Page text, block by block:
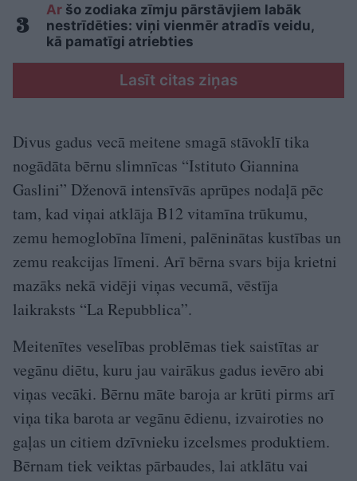
Ar šo zodiaka zīmju pārstāvjiem labāk
nestrīdēties: viņi vienmēr atradīs veidu,
kā pamatīgi atriebties
Lasīt citas ziņas
Divus gadus vecā meitene smagā stāvoklī tika
nogādāta bērnu slimnīcas “Istituto Giannina
Gaslini” Dženovā intensīvās aprūpes nodaļā pēc
tam, kad viņai atklāja B12 vitamīna trūkumu,
zemu hemoglobīna līmeni, palēninātas kustības un
zemu reakcijas līmeni. Arī bērna svars bija krietni
mazāks nekā vidēji viņas vecumā, vēstīja
laikraksts “La Repubblica”.
Meitenītes veselības problēmas tiek saistītas ar
vegānu diētu, kuru jau vairākus gadus ievēro abi
viņas vecāki. Bērnu māte baroja ar krūti pirms arī
viņa tika barota ar vegānu ēdienu, izvairoties no
gaļas un citiem dzīvnieku izcelsmes produktiem.
Bērnam tiek veiktas pārbaudes, lai atklātu vai